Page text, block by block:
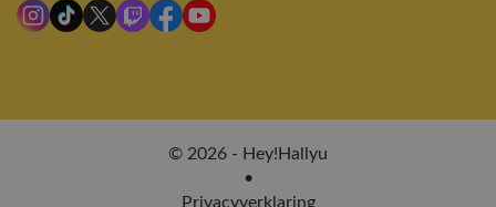
© 2026 - Hey!Hallyu
•
Privacyverklaring